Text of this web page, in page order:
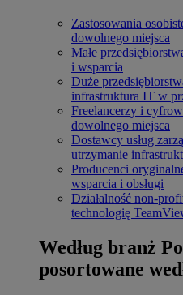
Zastosowania
dowolnego miejsca
Małe
i wsparcia
Duże
infrastruktura IT w
Freelancerzy i
dowolnego miejsca
Dostawcy usług
utrzymanie
Producenci
wsparcia i obsługi
Działalność non-
technologię
Według branż
posortowane